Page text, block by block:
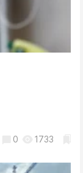
0 1733